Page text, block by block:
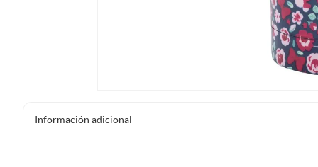
Información adicional